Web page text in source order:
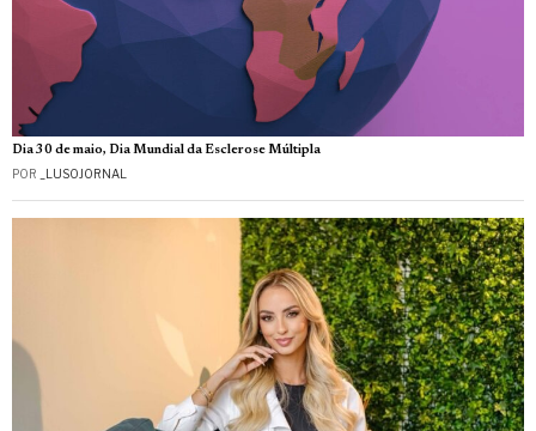
Dia 30 de maio, Dia Mundial da Esclerose Múltipla
POR _LUSOJORNAL